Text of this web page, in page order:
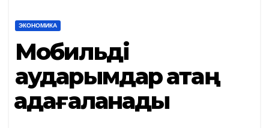
ЭКОНОМИКА
Мобильді
аударымдар қатаң
қадағаланады